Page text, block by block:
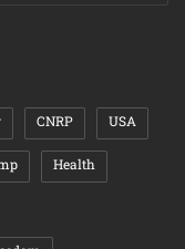
CNRP USA
Health